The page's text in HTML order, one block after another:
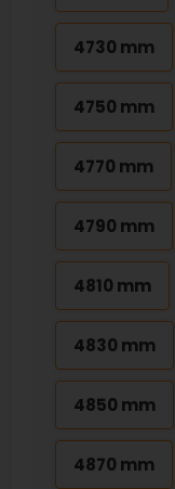
4730 mm
4750 mm
4770 mm
4790 mm
4810 mm
4830 mm
4850 mm
4870 mm